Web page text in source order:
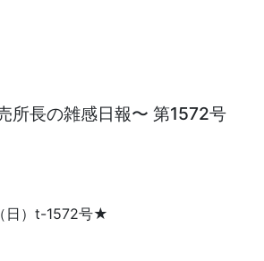
所長の雑感日報〜 第1572号
日）t-1572号★